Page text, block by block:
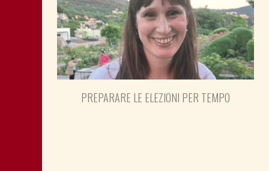
PREPARARE LE ELEZIONI PER TEMPO